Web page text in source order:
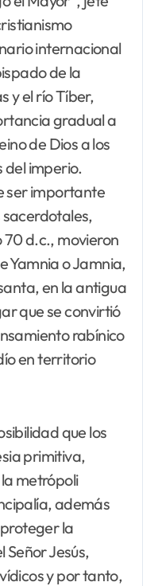
internacional
de la
y el río Tíber,
gradual a
de Dios a los
del imperio.
ser importante
70 d.c., movieron
Yamnia o Jamnia,
en la antigua
que se convirtió
rabínico
en territorio
que los
primitiva,
metrópoli
además
la
Jesús,
y por tanto,